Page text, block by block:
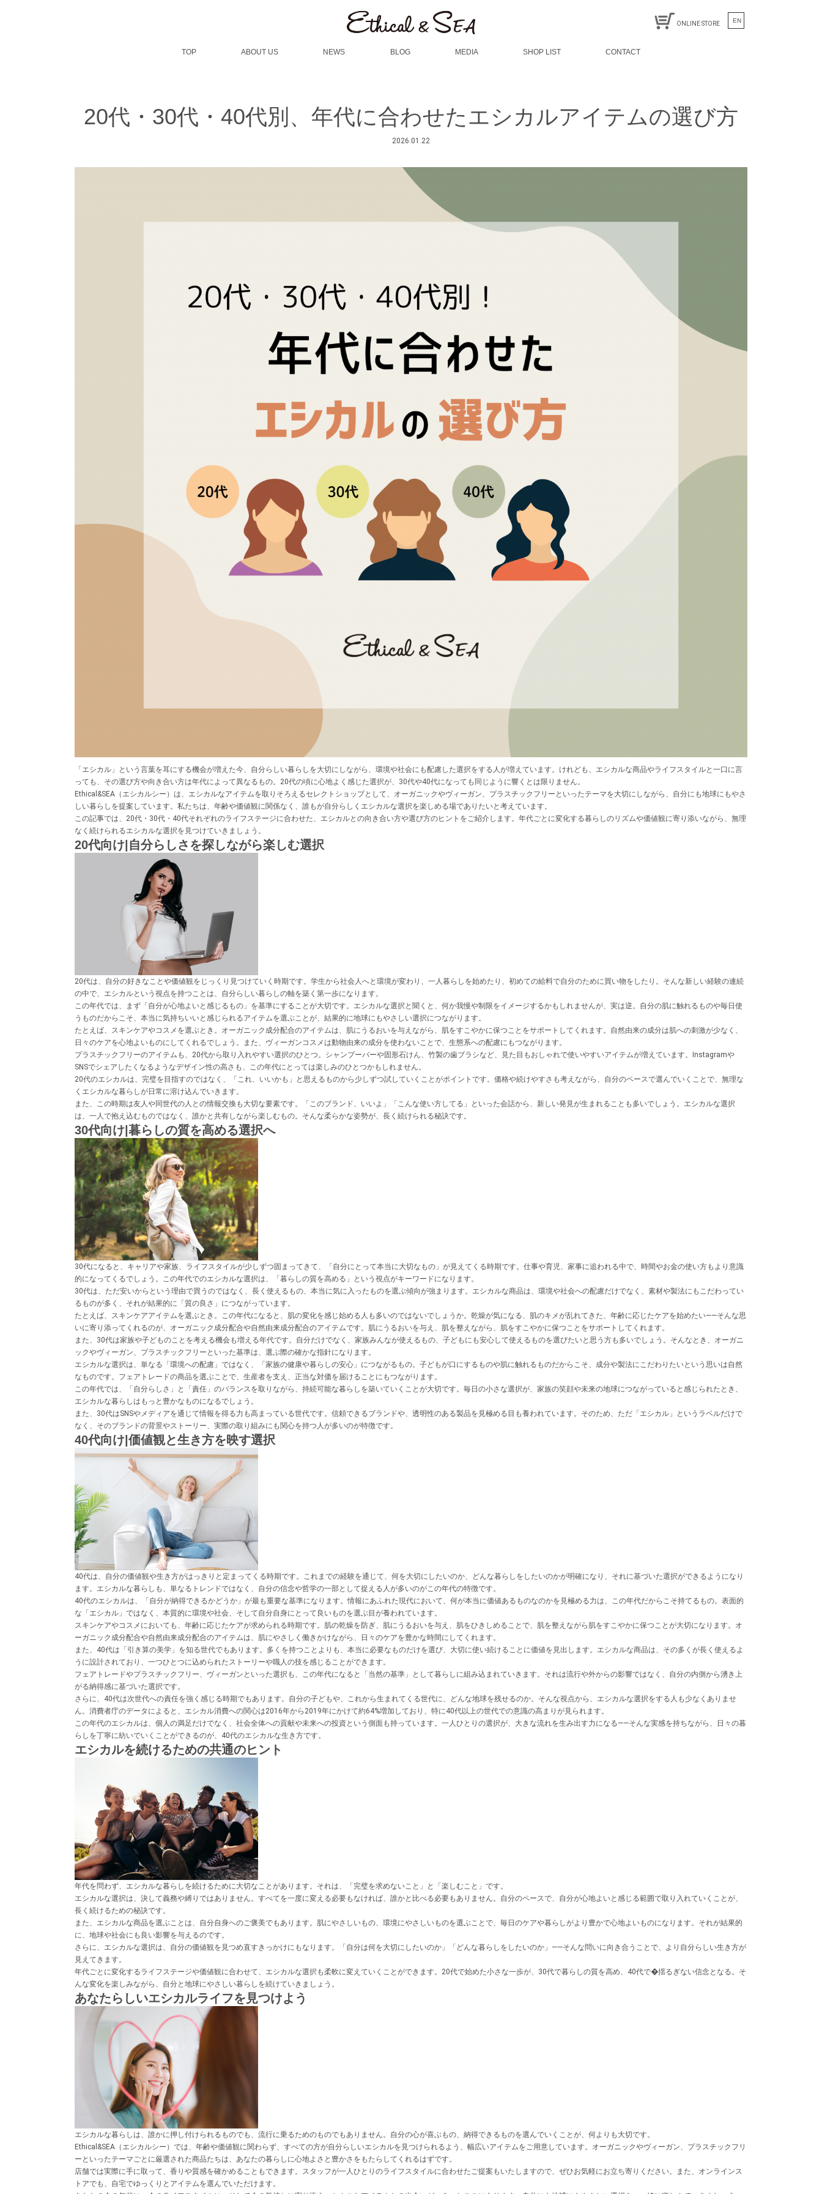
TOP ABOUT US NEWS BLOG MEDIA SHOP LIST CONTACT
ONLINE STORE EN
20代・30代・40代別、年代に合わせたエシカルアイテムの選び方
2026.01.22
「エシカル」という言葉を耳にする機会が増えた今、自分らしい暮らしを大切にしながら、環境や社会にも配慮した選択をする人が増えています。けれども、エシカルな商品やライフスタイルと一口に言
っても、その選び方や向き合い方は年代によって異なるもの。20代の頃に心地よく感じた選択が、30代や40代になっても同じように響くとは限りません。
Ethical&SEA（エシカルシー）は、エシカルなアイテムを取りそろえるセレクトショップとして、オーガニックやヴィーガン、プラスチックフリーといったテーマを大切にしながら、自分にも地球にもやさ
しい暮らしを提案しています。私たちは、年齢や価値観に関係なく、誰もが自分らしくエシカルな選択を楽しめる場でありたいと考えています。
この記事では、20代・30代・40代それぞれのライフステージに合わせた、エシカルとの向き合い方や選び方のヒントをご紹介します。年代ごとに変化する暮らしのリズムや価値観に寄り添いながら、無理
なく続けられるエシカルな選択を見つけていきましょう。
20代向け|自分らしさを探しながら楽しむ選択
20代は、自分の好きなことや価値観をじっくり見つけていく時期です。学生から社会人へと環境が変わり、一人暮らしを始めたり、初めての給料で自分のために買い物をしたり。そんな新しい経験の連続
の中で、エシカルという視点を持つことは、自分らしい暮らしの軸を築く第一歩になります。
この年代では、まず「自分が心地よいと感じるもの」を基準にすることが大切です。エシカルな選択と聞くと、何か我慢や制限をイメージするかもしれませんが、実は逆。自分の肌に触れるものや毎日使
うものだからこそ、本当に気持ちいいと感じられるアイテムを選ぶことが、結果的に地球にもやさしい選択につながります。
たとえば、スキンケアやコスメを選ぶとき。オーガニック成分配合のアイテムは、肌にうるおいを与えながら、肌をすこやかに保つことをサポートしてくれます。自然由来の成分は肌への刺激が少なく、
日々のケアを心地よいものにしてくれるでしょう。また、ヴィーガンコスメは動物由来の成分を使わないことで、生態系への配慮にもつながります。
プラスチックフリーのアイテムも、20代から取り入れやすい選択のひとつ。シャンプーバーや固形石けん、竹製の歯ブラシなど、見た目もおしゃれで使いやすいアイテムが増えています。Instagramや
SNSでシェアしたくなるようなデザイン性の高さも、この年代にとっては楽しみのひとつかもしれません。
20代のエシカルは、完璧を目指すのではなく、「これ、いいかも」と思えるものから少しずつ試していくことがポイントです。価格や続けやすさも考えながら、自分のペースで選んでいくことで、無理な
くエシカルな暮らしが日常に溶け込んでいきます。
また、この時期は友人や同世代の人との情報交換も大切な要素です。「このブランド、いいよ」「こんな使い方してる」といった会話から、新しい発見が生まれることも多いでしょう。エシカルな選択
は、一人で抱え込むものではなく、誰かと共有しながら楽しむもの。そんな柔らかな姿勢が、長く続けられる秘訣です。
30代向け|暮らしの質を高める選択へ
30代になると、キャリアや家族、ライフスタイルが少しずつ固まってきて、「自分にとって本当に大切なもの」が見えてくる時期です。仕事や育児、家事に追われる中で、時間やお金の使い方もより意識
的になってくるでしょう。この年代でのエシカルな選択は、「暮らしの質を高める」という視点がキーワードになります。
30代は、ただ安いからという理由で買うのではなく、長く使えるもの、本当に気に入ったものを選ぶ傾向が強まります。エシカルな商品は、環境や社会への配慮だけでなく、素材や製法にもこだわってい
るものが多く、それが結果的に「質の良さ」につながっています。
たとえば、スキンケアアイテムを選ぶとき。この年代になると、肌の変化を感じ始める人も多いのではないでしょうか。乾燥が気になる、肌のキメが乱れてきた、年齢に応じたケアを始めたい――そんな思
いに寄り添ってくれるのが、オーガニック成分配合や自然由来成分配合のアイテムです。肌にうるおいを与え、肌を整えながら、肌をすこやかに保つことをサポートしてくれます。
また、30代は家族や子どものことを考える機会も増える年代です。自分だけでなく、家族みんなが使えるもの、子どもにも安心して使えるものを選びたいと思う方も多いでしょう。そんなとき、オーガニ
ックやヴィーガン、プラスチックフリーといった基準は、選ぶ際の確かな指針になります。
エシカルな選択は、単なる「環境への配慮」ではなく、「家族の健康や暮らしの安心」につながるもの。子どもが口にするものや肌に触れるものだからこそ、成分や製法にこだわりたいという思いは自然
なものです。フェアトレードの商品を選ぶことで、生産者を支え、正当な対価を届けることにもつながります。
この年代では、「自分らしさ」と「責任」のバランスを取りながら、持続可能な暮らしを築いていくことが大切です。毎日の小さな選択が、家族の笑顔や未来の地球につながっていると感じられたとき、
エシカルな暮らしはもっと豊かなものになるでしょう。
また、30代はSNSやメディアを通じて情報を得る力も高まっている世代です。信頼できるブランドや、透明性のある製品を見極める目も養われています。そのため、ただ「エシカル」というラベルだけで
なく、そのブランドの背景やストーリー、実際の取り組みにも関心を持つ人が多いのが特徴です。
40代向け|価値観と生き方を映す選択
40代は、自分の価値観や生き方がはっきりと定まってくる時期です。これまでの経験を通じて、何を大切にしたいのか、どんな暮らしをしたいのかが明確になり、それに基づいた選択ができるようになり
ます。エシカルな暮らしも、単なるトレンドではなく、自分の信念や哲学の一部として捉える人が多いのがこの年代の特徴です。
40代のエシカルは、「自分が納得できるかどうか」が最も重要な基準になります。情報にあふれた現代において、何が本当に価値あるものなのかを見極める力は、この年代だからこそ持てるもの。表面的
な「エシカル」ではなく、本質的に環境や社会、そして自分自身にとって良いものを選ぶ目が養われています。
スキンケアやコスメにおいても、年齢に応じたケアが求められる時期です。肌の乾燥を防ぎ、肌にうるおいを与え、肌をひきしめることで、肌を整えながら肌をすこやかに保つことが大切になります。オ
ーガニック成分配合や自然由来成分配合のアイテムは、肌にやさしく働きかけながら、日々のケアを豊かな時間にしてくれます。
また、40代は「引き算の美学」を知る世代でもあります。多くを持つことよりも、本当に必要なものだけを選び、大切に使い続けることに価値を見出します。エシカルな商品は、その多くが長く使えるよ
うに設計されており、一つひとつに込められたストーリーや職人の技を感じることができます。
フェアトレードやプラスチックフリー、ヴィーガンといった選択も、この年代になると「当然の基準」として暮らしに組み込まれていきます。それは流行や外からの影響ではなく、自分の内側から湧き上
がる納得感に基づいた選択です。
さらに、40代は次世代への責任を強く感じる時期でもあります。自分の子どもや、これから生まれてくる世代に、どんな地球を残せるのか。そんな視点から、エシカルな選択をする人も少なくありませ
ん。消費者庁のデータによると、エシカル消費への関心は2016年から2019年にかけて約64%増加しており、特に40代以上の世代での意識の高まりが見られます。
この年代のエシカルは、個人の満足だけでなく、社会全体への貢献や未来への投資という側面も持っています。一人ひとりの選択が、大きな流れを生み出す力になる――そんな実感を持ちながら、日々の暮
らしを丁寧に紡いでいくことができるのが、40代のエシカルな生き方です。
エシカルを続けるための共通のヒント
年代を問わず、エシカルな暮らしを続けるために大切なことがあります。それは、「完璧を求めないこと」と「楽しむこと」です。
エシカルな選択は、決して義務や縛りではありません。すべてを一度に変える必要もなければ、誰かと比べる必要もありません。自分のペースで、自分が心地よいと感じる範囲で取り入れていくことが、
長く続けるための秘訣です。
また、エシカルな商品を選ぶことは、自分自身へのご褒美でもあります。肌にやさしいもの、環境にやさしいものを選ぶことで、毎日のケアや暮らしがより豊かで心地よいものになります。それが結果的
に、地球や社会にも良い影響を与えるのです。
さらに、エシカルな選択は、自分の価値観を見つめ直すきっかけにもなります。「自分は何を大切にしたいのか」「どんな暮らしをしたいのか」――そんな問いに向き合うことで、より自分らしい生き方が
見えてきます。
年代ごとに変化するライフステージや価値観に合わせて、エシカルな選択も柔軟に変えていくことができます。20代で始めた小さな一歩が、30代で暮らしの質を高め、40代で�揺るぎない信念となる。そ
んな変化を楽しみながら、自分と地球にやさしい暮らしを続けていきましょう。
あなたらしいエシカルライフを見つけよう
エシカルな暮らしは、誰かに押し付けられるものでも、流行に乗るためのものでもありません。自分の心が喜ぶもの、納得できるものを選んでいくことが、何よりも大切です。
Ethical&SEA（エシカルシー）では、年齢や価値観に関わらず、すべての方が自分らしいエシカルを見つけられるよう、幅広いアイテムをご用意しています。オーガニックやヴィーガン、プラスチックフリ
ーといったテーマごとに厳選された商品たちは、あなたの暮らしに心地よさと豊かさをもたらしてくれるはずです。
店舗では実際に手に取って、香りや質感を確かめることもできます。スタッフが一人ひとりのライフスタイルに合わせたご提案もいたしますので、ぜひお気軽にお立ち寄りください。また、オンラインス
トアでも、自宅でゆっくりとアイテムを選んでいただけます。